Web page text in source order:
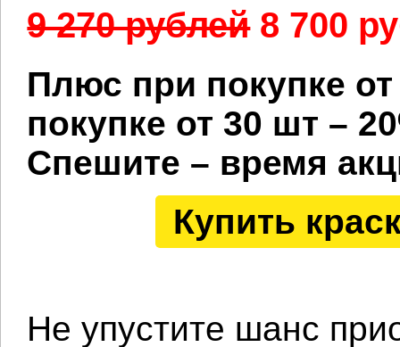
9 270 рублей8 700
Плюс при покупке
покупке от 30 шт –
Спешите – время
Купить
Не упустите шанс